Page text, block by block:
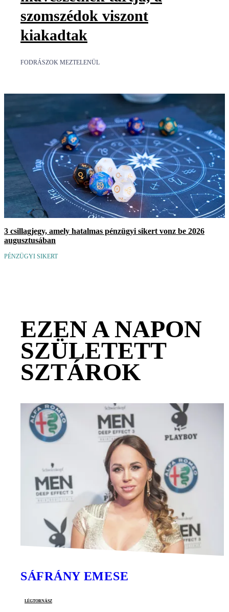
szomszédok viszont
kiakadtak
FODRÁSZOK MEZTELENÜL
3 csillagjegy, amely hatalmas pénzügyi sikert vonz be 2026
augusztusában
PÉNZÜGYI SIKERT
EZEN A NAPON
SZÜLETETT
SZTÁROK
SÁFRÁNY EMESE
légtornász